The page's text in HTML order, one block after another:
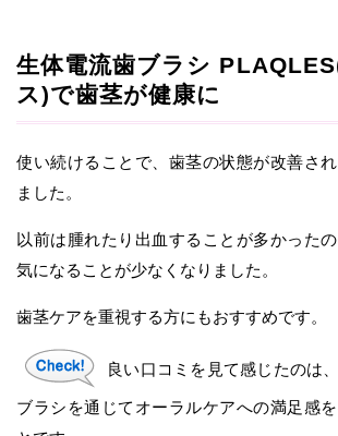
生体電流歯ブラシ
ス)で歯茎が健康に
使い続けることで、歯茎の状態が改善さ
ました。
以前は腫れたり出血することが多かった
気になることが少なくなりました。
歯茎ケアを重視する方にもおすすめです。
良い口コミを見て感じたのは
ブラシを通じてオーラルケアへの満足感